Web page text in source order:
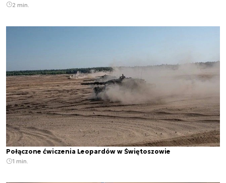
2 min.
Połączone ćwiczenia Leopardów w Świętoszowie
1 min.